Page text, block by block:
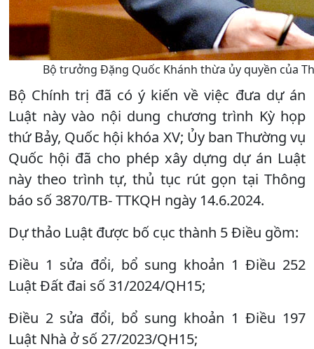
Bộ trưởng Đặng Quốc Khánh thừa ủy quyền của
Bộ Chính trị đã có ý kiến về việc đưa dự án
Luật này vào nội dung chương trình Kỳ họp
thứ Bảy, Quốc hội khóa XV; Ủy ban Thường vụ
Quốc hội đã cho phép xây dựng dự án Luật
này theo trình tự, thủ tục rút gọn tại Thông
báo số 3870/TB- TTKQH ngày 14.6.2024.
Dự thảo Luật được bố cục thành 5 Điều gồm:
Điều 1 sửa đổi, bổ sung khoản 1 Điều 252
Luật Đất đai số 31/2024/QH15;
Điều 2 sửa đổi, bổ sung khoản 1 Điều 197
Luật Nhà ở số 27/2023/QH15;